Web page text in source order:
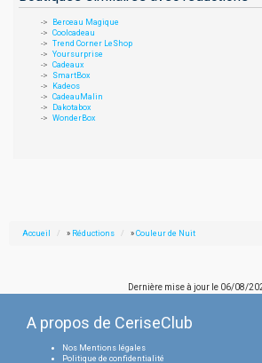
Berceau Magique
Coolcadeau
Trend Corner LeShop
Yoursurprise
Cadeaux
SmartBox
Kadeos
CadeauMalin
Dakotabox
WonderBox
Accueil » Réductions » Couleur de Nuit
Dernière mise à jour le 06/08/
A propos de CeriseClub
Nos Mentions légales
Politique de confidentialité